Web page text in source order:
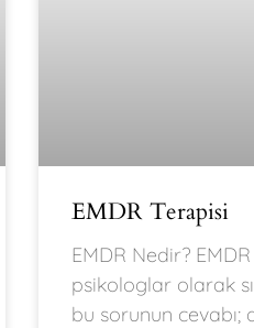
EMDR Terapisi
EMDR Nedir?
psikologlar olarak
bu sorunun cevabı;